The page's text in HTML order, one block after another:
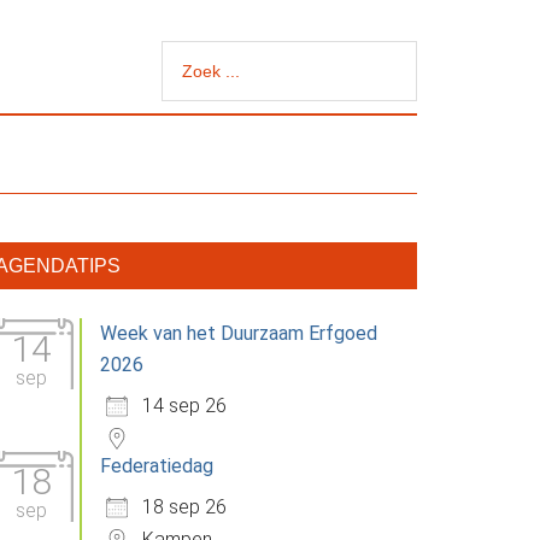
14
sep
Week van het Duurzaam Erfgoed
2026
14 sep 26
18
sep
Federatiedag
18 sep 26